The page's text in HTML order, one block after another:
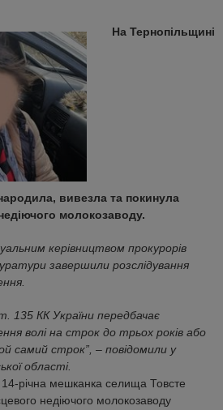
На Тернопільщині
вивезла та покинула
молокозаводу.
керівництвом прокурорів
завершили розслідування
135 КК України передбачає
волі на строк до трьох років або
самий строк”, – повідомили у
області.
річна мешканка селища Товсте
недіючого молокозаводу